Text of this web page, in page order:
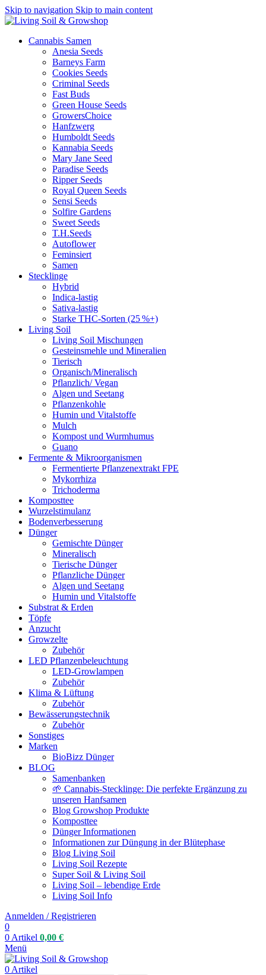
Skip to navigation Skip to main content
Cannabis Samen
Anesia Seeds
Barneys Farm
Cookies Seeds
Criminal Seeds
Fast Buds
Green House Seeds
GrowersChoice
Hanfzwerg
Humboldt Seeds
Kannabia Seeds
Mary Jane Seed
Paradise Seeds
Ripper Seeds
Royal Queen Seeds
Sensi Seeds
Solfire Gardens
Sweet Seeds
T.H.Seeds
Autoflower
Feminsiert
Samen
Stecklinge
Hybrid
Indica-lastig
Sativa-lastig
Starke THC-Sorten (25 %+)
Living Soil
Living Soil Mischungen
Gesteinsmehle und Mineralien
Tierisch
Organisch/Mineralisch
Pflanzlich/ Vegan
Algen und Seetang
Pflanzenkohle
Humin und Vitalstoffe
Mulch
Kompost und Wurmhumus
Guano
Fermente & Mikroorganismen
Fermentierte Pflanzenextrakt FPE
Mykorrhiza
Trichoderma
Komposttee
Wurzelstimulanz
Bodenverbesserung
Dünger
Gemischte Dünger
Mineralisch
Tierische Dünger
Pflanzliche Dünger
Algen und Seetang
Humin und Vitalstoffe
Substrat & Erden
Töpfe
Anzucht
Growzelte
Zubehör
LED Pflanzenbeleuchtung
LED-Growlampen
Zubehör
Klima & Lüftung
Zubehör
Bewässerungstechnik
Zubehör
Sonstiges
Marken
BioBizz Dünger
BLOG
Samenbanken
🌱 Cannabis-Stecklinge: Die perfekte Ergänzung zu
unseren Hanfsamen
Blog Growshop Produkte
Komposttee
Dünger Informationen
Informationen zur Düngung in der Blütephase
Blog Living Soil
Living Soil Rezepte
Super Soil & Living Soil
Living Soil – lebendige Erde
Living Soil Info
Anmelden / Registrieren
0
0 Artikel 0,00 €
Menü
0 Artikel